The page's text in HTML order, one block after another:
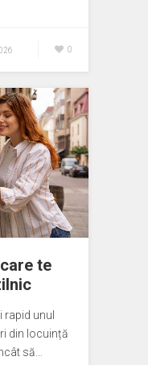
0
te
rapid unul
din locuință
să…